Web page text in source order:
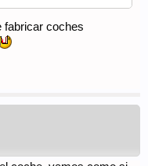
fabricar coches